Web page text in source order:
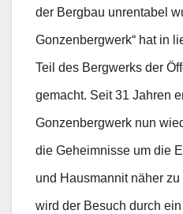
der Bergbau unrentabel
Gonzenbergwerk“ hat in
Teil des Bergwerks der
gemacht. Seit 31 Jahren
Gonzenbergwerk nun
die Geheimnisse um die
und Hausmannit näher
wird der Besuch durch